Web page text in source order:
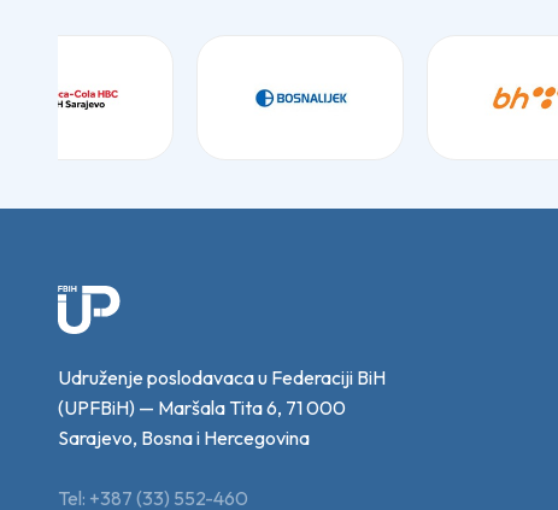
Udruženje poslodavaca u Federaciji BiH
(UPFBiH) — Maršala Tita 6, 71 000
Sarajevo, Bosna i Hercegovina
Tel: +387 (33) 552-460